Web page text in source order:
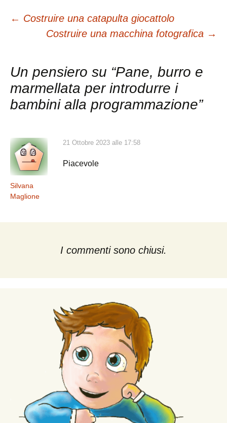
Navigazione
articolo
← Costruire una catapulta giocattolo
Costruire una macchina fotografica →
Un pensiero su “Pane, burro e
marmellata per introdurre i
bambini alla programmazione”
Silvana
Maglione
21 Ottobre 2023 alle 17:58
Piacevole
I commenti sono chiusi.